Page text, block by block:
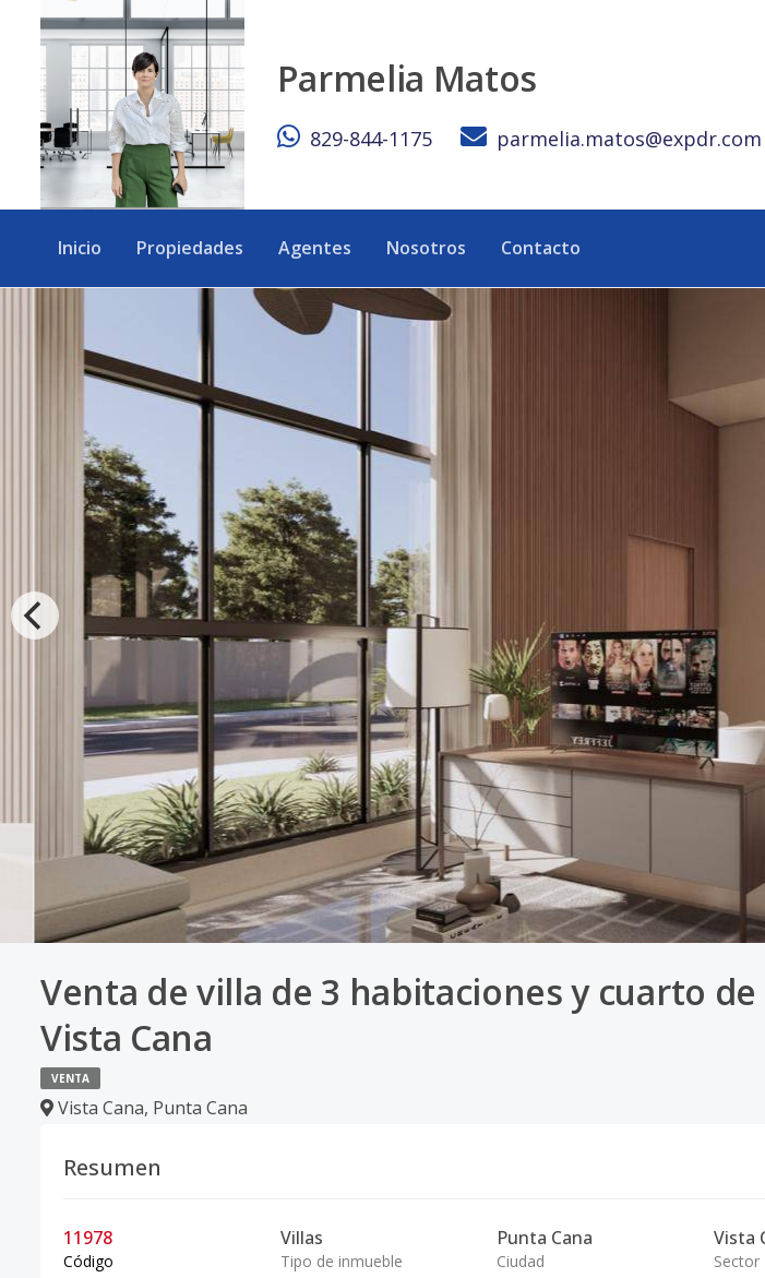
Parmelia Matos
829-844-1175 parmelia.matos@expdr.com
Inicio Propiedades Agentes Nosotros Contacto
Venta de villa de 3 habitaciones y cuarto
Vista Cana
VENTA
Vista Cana, Punta Cana
Resumen
11978
Código
Villas
Tipo de inmueble
Punta Cana
Ciudad
Vista
Sector
Venta de villa de 3 habitaciones y cuarto de servicio en Vista Cana - eXp Realty República